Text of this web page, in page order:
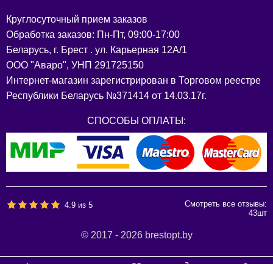
Круглосуточный прием заказов
Обработка заказов: Пн-Пт, 09:00-17:00
Беларусь, г. Брест . ул. Карьерная 12А/1
ООО "Аваро", УНП 291725150
Интернет-магазин зарегистрирован в Торговом реестре
Республики Беларусь №371414 от 14.03.17г.
СПОСОБЫ ОПЛАТЫ:
4.9 из5
Смотреть все отзывы:
43шт
© 2017 - 2026 brestopt.by